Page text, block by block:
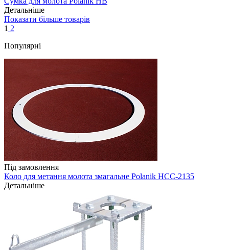
Детальніше
Показати більше товарів
1 2
Популярні
Під замовлення
Коло для метання молота змагальне Polanik HCC-2135
Детальніше